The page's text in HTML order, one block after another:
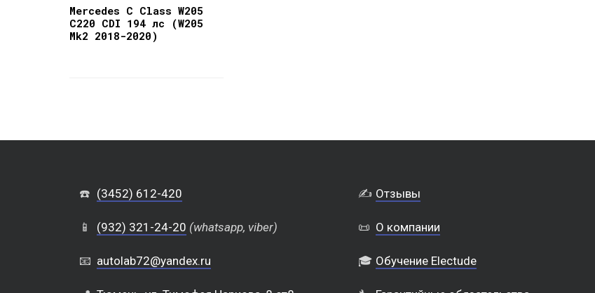
Mercedes C Class W205
C220 CDI 194 лс (W205
Mk2 2018-2020)
☎️ (3452) 612-420
📱 (932) 321-24-20 (whatsapp, viber)
📧 autolab72@yandex.ru
✍️ Отзывы
📜 О компании
🎓 Обучение Electude